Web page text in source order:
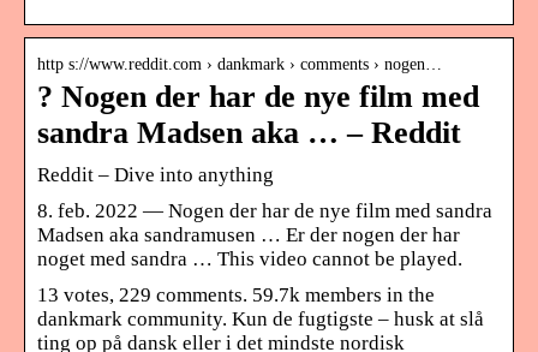
http s://www.reddit.com › dankmark › comments › nogen…
? Nogen der har de nye film med
sandra Madsen aka … – Reddit
Reddit – Dive into anything
8. feb. 2022 — Nogen der har de nye film med sandra
Madsen aka sandramusen … Er der nogen der har
noget med sandra … This video cannot be played.
13 votes, 229 comments. 59.7k members in the
dankmark community. Kun de fugtigste – husk at slå
ting op på dansk eller i det mindste nordisk